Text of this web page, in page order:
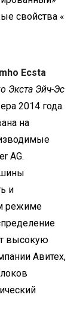
свойства «
Ecsta
Экста Эйч-Эс
2014 года.
на
AG.
и
режиме
высокую
Авитех,